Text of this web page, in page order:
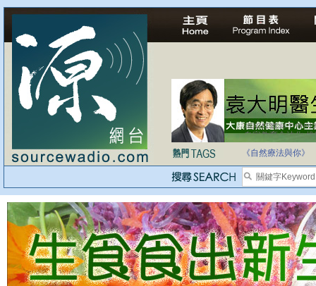
自家教育合法化-
《自然療法與你》